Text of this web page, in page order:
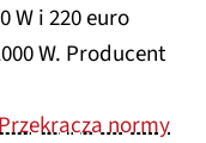
W i 220 euro
W. Producent
normy